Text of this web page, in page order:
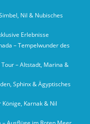
Nil & Nubisches
Erlebnisse
– Tempelwunder des
– Altstadt, Marina &
Sphinx & Ägyptisches
Karnak & Nil